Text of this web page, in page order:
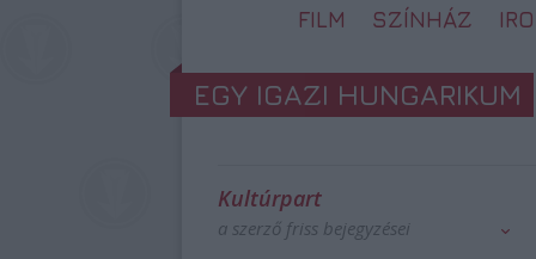
FILM SZÍNHÁZ
EGY IGAZI HUNGARIKUM
Kultúrpart
a szerző friss bejegyzései